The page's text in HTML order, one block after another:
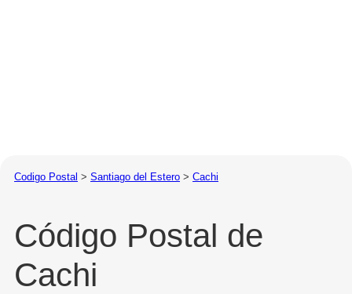
Codigo Postal > Santiago del Estero > Cachi
Código Postal de
Cachi